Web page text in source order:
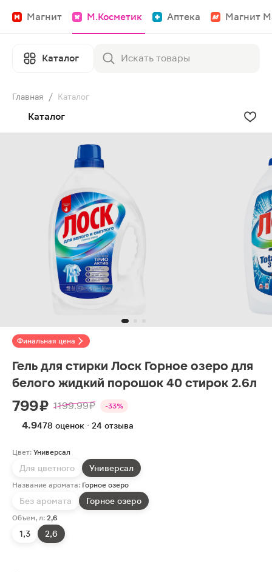
Магнит М.Косметик Аптека Магнит
Каталог
Главная / Каталог
Каталог
Финальная цена
Гель для стирки Лоск Горное озеро для
белого жидкий порошок 40 стирок 2.6л
799 ₽ 1199.99 ₽ -33%
4.9478 оценок · 24 отзыва
Цвет: Универсал
Для цветного Универсал
Название аромата: Горное озеро
Без аромата Горное озеро
Объем, л: 2,6
1,3 2,6